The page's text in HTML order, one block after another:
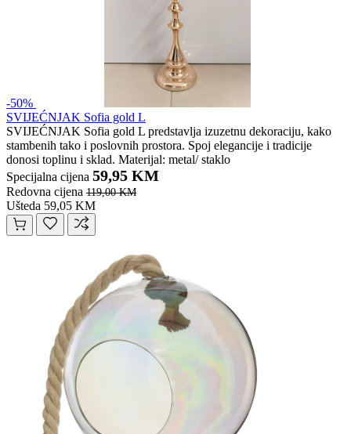
-50%
SVIJEĆNJAK Sofia gold L
SVIJEĆNJAK Sofia gold L predstavlja izuzetnu dekoraciju, kako
stambenih tako i poslovnih prostora. Spoj elegancije i tradicije
donosi toplinu i sklad. Materijal: metal/ staklo
Specijalna cijena 59,95 KM
Redovna cijena 119,00 KM
Ušteda 59,05 KM